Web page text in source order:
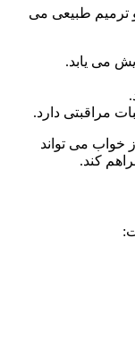
ترمیم طبیعی می
می یابد.
مراقبتی دارد.
خواب می تواند
کند.